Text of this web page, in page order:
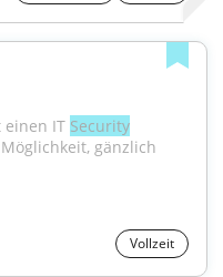
IT Security
gänzlich
Vollzeit